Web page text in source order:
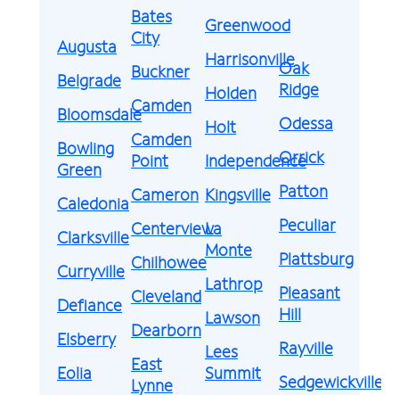
Augusta
Belgrade
Bloomsdale
Bowling
Green
Caledonia
Clarksville
Curryville
Defiance
Elsberry
Eolia
Bates
City
Buckner
Camden
Camden
Point
Cameron
Centerview
Chilhowee
Cleveland
Dearborn
East
Lynne
Greenwood
Harrisonville
Holden
Holt
Independence
Kingsville
La
Monte
Lathrop
Lawson
Lees
Summit
Oak
Ridge
Odessa
Orrick
Patton
Peculiar
Plattsburg
Pleasant
Hill
Rayville
Sedgewickville